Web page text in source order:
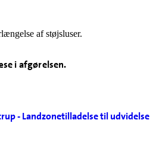
af støjsluser.
i afgørelsen.
- Landzonetilladelse til udvidelse